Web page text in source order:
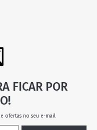
FICAR POR
e ofertas no seu e-mail